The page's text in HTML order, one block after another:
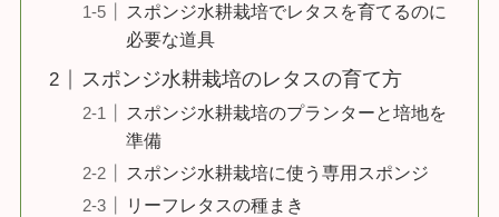
スポンジ水耕栽培でレタスを育てるのに
必要な道具
スポンジ水耕栽培のレタスの育て方
スポンジ水耕栽培のプランターと培地を
準備
スポンジ水耕栽培に使う専用スポンジ
リーフレタスの種まき